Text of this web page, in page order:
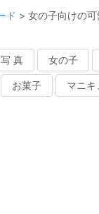
ド > 女の子向けの
写 真 女の子
お菓子 マニキ